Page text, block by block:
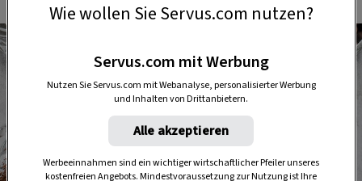
Wie wollen Sie Servus.com nutzen?
Servus.com mit Werbung
Nutzen Sie Servus.com mit Webanalyse, personalisierter Werbung
und Inhalten von Drittanbietern.
Alle akzeptieren
Werbeeinnahmen sind ein wichtiger wirtschaftlicher Pfeiler unseres
kostenfreien Angebots. Mindestvoraussetzung zur Nutzung ist Ihre